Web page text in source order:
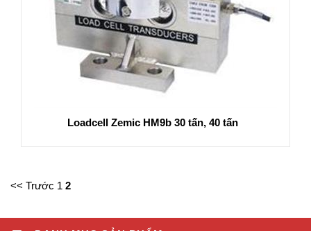
Loadcell Zemic HM9b 30 tấn, 40 tấn
<< Trước 1 2